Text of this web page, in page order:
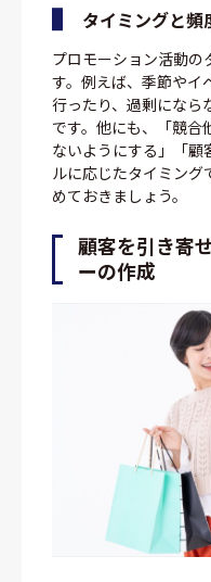
タイミングと頻
プロモーション活動の
す。例えば、季節やイ
行ったり、過剰になら
です。他にも、「競合
ないようにする」「顧
ルに応じたタイミン
めておきましょう。
顧客を引き寄
ーの作成